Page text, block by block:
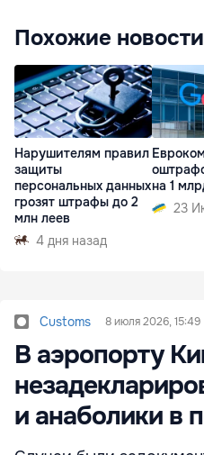
Похожие новости
Нарушителям правил
защиты
персональных данных
грозят штрафы до 2
млн леев
4 дня назад
на 1
23
Customs 8 июля 2026, 15:49
В аэропорту
и анаболики в